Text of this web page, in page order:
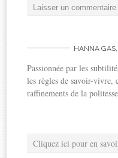
HANNA GAS,
Passionnée par les
les règles de savoir-vivre,
raffinements de la
Cliquez ici pour en